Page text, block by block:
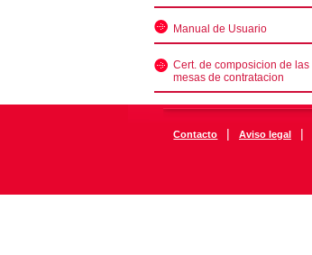
Manual de Usuario
Cert. de composicion de las
mesas de contratacion
Contacto | Aviso legal |